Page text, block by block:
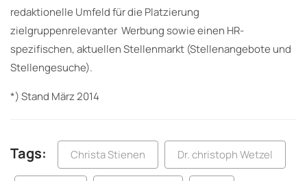
redaktionelle Umfeld für die Platzierung
zielgruppenrelevanter Werbung sowie einen HR-
spezifischen, aktuellen Stellenmarkt (Stellenangebote und
Stellengesuche).
*) Stand März 2014
Tags: Christa Stienen Dr. christoph Wetzel